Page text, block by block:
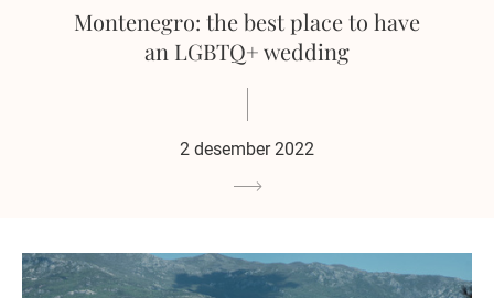
Montenegro: the best place to have
an LGBTQ+ wedding
2 desember 2022